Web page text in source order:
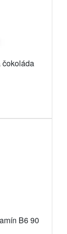
čokoláda
B6 90